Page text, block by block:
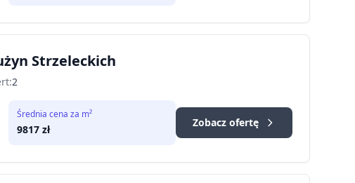
Strzeleckich
2
Średnia cena za m²
9817 zł
Zobacz ofertę